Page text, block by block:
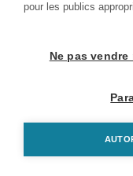
pour les publics
Ne pas